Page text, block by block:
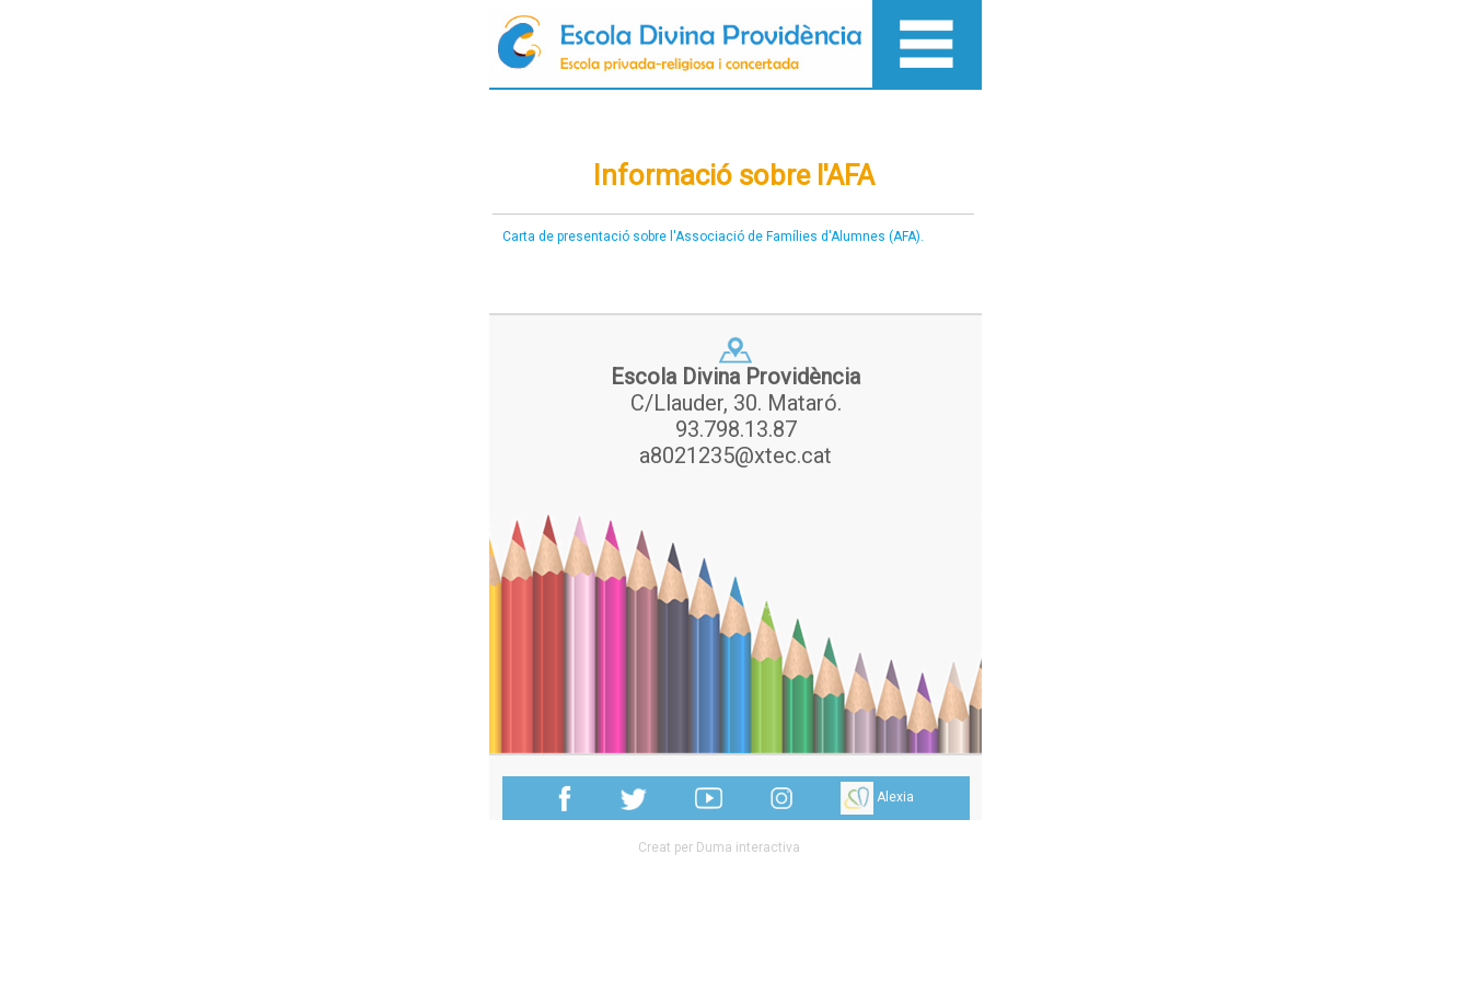
Informació sobre l'AFA
Carta de presentació sobre l'Associació de Famílies d'Alumnes (AFA).
Escola Divina Providència
C/Llauder, 30. Mataró.
93.798.13.87
a8021235@xtec.cat
Alexia
Creat per Duma interactiva